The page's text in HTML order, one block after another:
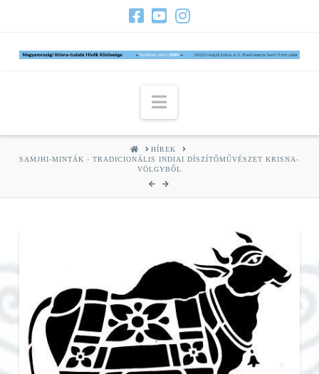
Navigation
HOMEHÍREK
SAṀJHI-MINTÁK - TRADICIONÁLIS INDIAI DÍSZÍTŐMŰVÉSZET KRISNA-
VÖLGYBŐL